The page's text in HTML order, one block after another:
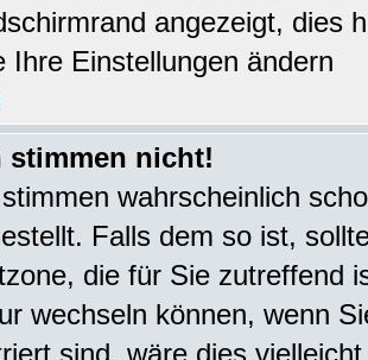
angezeigt, dies
Ihre Einstellungen ändern
stimmen nicht!
wahrscheinlich
Falls dem so ist,
die für Sie zutreffend
wechseln können, wenn
sind, wäre dies